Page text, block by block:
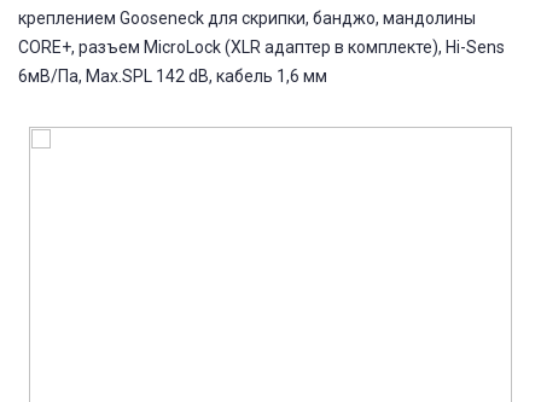
креплением Gooseneck для скрипки, банджо, мандолины
CORE+, разъем MicroLock (XLR адаптер в комплекте), Hi-Sens
6мВ/Па, Max.SPL 142 dB, кабель 1,6 мм